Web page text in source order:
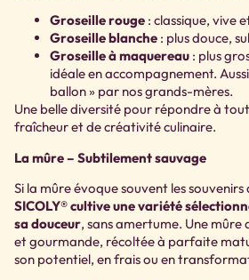
Groseille rouge : classique, vive
Groseille blanche : plus douce,
Groseille à maquereau : plus
idéale en accompagnement.
ballon » par nos grands-mères.
Une belle diversité pour répondre à
fraîcheur et de créativité culinaire.
La mûre – Subtilement sauvage
Si la mûre évoque souvent les
SICOLY® cultive une variété
sa douceur, sans amertume. Une mûre
et gourmande, récoltée à parfaite
son potentiel, en frais ou en